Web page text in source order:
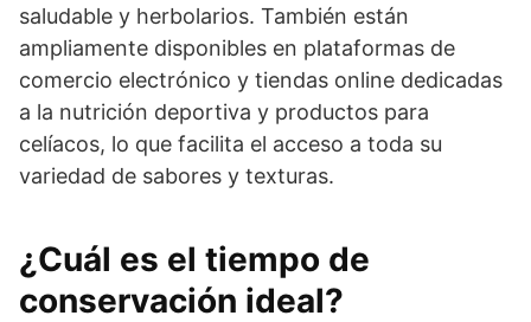
saludable y herbolarios. También están
ampliamente disponibles en plataformas de
comercio electrónico y tiendas online dedicadas
a la nutrición deportiva y productos para
celíacos, lo que facilita el acceso a toda su
variedad de sabores y texturas.
¿Cuál es el tiempo de
conservación ideal?